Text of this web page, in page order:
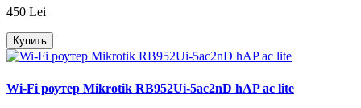
450 Lei
Купить
Wi-Fi роутер Mikrotik RB952Ui-5ac2nD hAP ac lite